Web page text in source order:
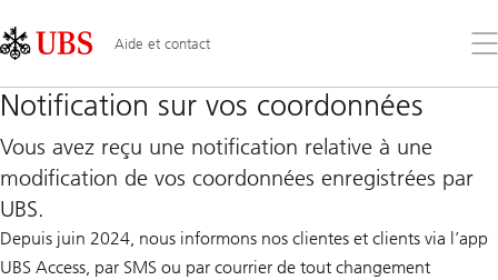
Links
Area
Aide et contact
le
Notification sur vos coordonnées
Vous avez reçu une notification relative à une
modification de vos coordonnées enregistrées par
UBS.
Depuis juin 2024, nous informons nos clientes et clients via l’app
UBS Access, par SMS ou par courrier de tout changement